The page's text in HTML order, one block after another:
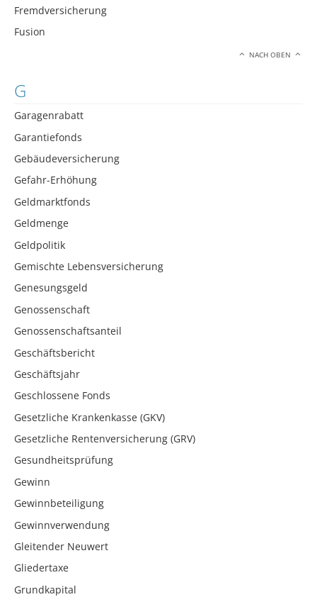
Fremdversicherung
Fusion
NACH OBEN
G
Garagenrabatt
Garantiefonds
Gebäudeversicherung
Gefahr-Erhöhung
Geldmarktfonds
Geldmenge
Geldpolitik
Gemischte Lebensversicherung
Genesungsgeld
Genossenschaft
Genossenschaftsanteil
Geschäftsbericht
Geschäftsjahr
Geschlossene Fonds
Gesetzliche Krankenkasse (GKV)
Gesetzliche Rentenversicherung (GRV)
Gesundheitsprüfung
Gewinn
Gewinnbeteiligung
Gewinnverwendung
Gleitender Neuwert
Gliedertaxe
Grundkapital